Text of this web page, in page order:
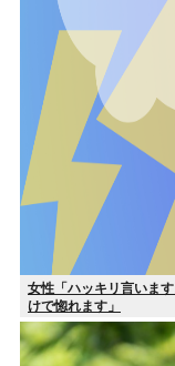
女性「ハッキリ言いま
けで惚れます」